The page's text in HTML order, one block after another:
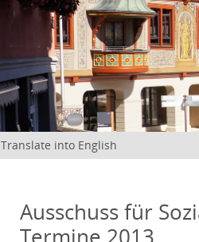
Translate into English
Ausschuss für